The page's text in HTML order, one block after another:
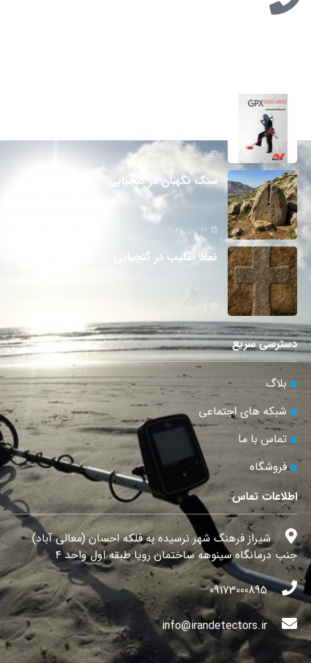
7 جولای 2026
سنگ نگهبان در گنجیابی
22 ژوئن 2026
نماد صلیب در گنجیابی
دسترسی سریع
بلاگ
شبکه های اجتماعی
تماس با ما
فروشگاه
اطلاعات تماس
شیراز فرهنگ شهر نرسیده به فلکه احسان (معالی آباد)
جنب درمانگاه سینوهه ساختمان رویا طبقه اول واحد ۴
09173000895
info@irandetectors.ir